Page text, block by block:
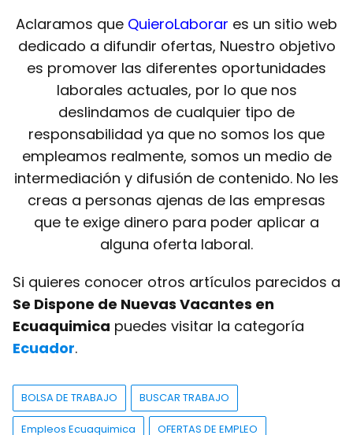
Aclaramos que QuieroLaborar es un sitio web
dedicado a difundir ofertas, Nuestro objetivo
es promover las diferentes oportunidades
laborales actuales, por lo que nos
deslindamos de cualquier tipo de
responsabilidad ya que no somos los que
empleamos realmente, somos un medio de
intermediación y difusión de contenido. No les
creas a personas ajenas de las empresas
que te exige dinero para poder aplicar a
alguna oferta laboral.
Si quieres conocer otros artículos parecidos a
Se Dispone de Nuevas Vacantes en
Ecuaquimica puedes visitar la categoría
Ecuador.
BOLSA DE TRABAJO BUSCAR TRABAJO
Empleos Ecuaquimica OFERTAS DE EMPLEO